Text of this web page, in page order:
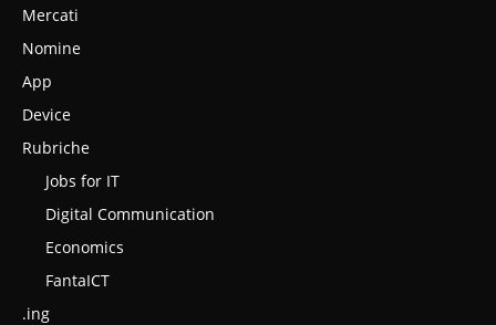
Mercati
Nomine
App
Device
Rubriche
Jobs for IT
Digital Communication
Economics
FantaICT
.ing